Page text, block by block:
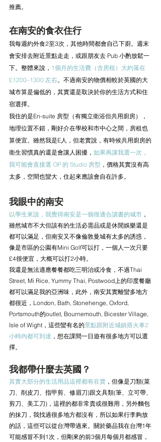
推薦。
在南安的食衣住行
我每週約外食2至3次，其他時間都會自己下廚。週末
會安排去附近景點走走，或跟朋友去 Pub 小酌放鬆一
下。整體來說， 1個月的生活費（含房租）大約落在
£1200–1300 左右。不過南安的物價相較於英國的大
城市算是偏低的，其實還是取決於你的生活方式和住
宿選擇。
我住的是En-suite 房型（有獨立衛浴但共用廚房），
地理位置不錯，剛好介在學校和市中心之間，房租也
算便宜。雖然我是E人，但老實說，有時候共用廚房的
衛生習慣真的還是會讓人困擾， 如果再讓我選一次，
我可能會直接選 OP 的 Studio 房型 ，價格其實沒有高
太多，空間也蠻大，住起來應該會自在許多。
我眼中的南安
以學生來說，我覺得南安是一個很適合讀書的城市 ，
雖然城市不大但該有的生活必需品或是休閒娛樂還是
都可以滿足，但南安又不像倫敦曼城有太多的誘惑，
像是市區的公園有Mini Golf可以打，一個人一次只要
£4很便宜，大概可以打2小時。
我還是無法適應餐餐都吃三明治或冷食，不過Thai
Street, Mi Rice, Yummy Thai, Postwood上的印度餐廳
都可以滿足我的亞洲味，此外，南安其實離蠻多地方
都很近，London, Bath, Stonehenge, Oxford,
Portsmouth的outlet, Bournemouth, Bicester Village,
Isle of Wight，這些蠻有名的景點跟附近城鎮搭火車2
小時內都可到達 ，想在課間一日遊有很多地方可以選
擇。
我都帶什麼去英國？
其實大部分的生活用品這裡都有在賣 ，但像是刀類(菜
刀、削皮刀、指甲剪、修眉刀)跟文具類(筆、立可帶、
剪刀、美工刀)，這裡的都非常貴或很難用，另外麵包
的抹刀，我找過很多地方都沒有，所以如果行李夠放
的話，這些可以從台灣帶過來。關於藥品我在台灣1年
可能感冒不到1次，但剛來的前3個月每個月都感冒，